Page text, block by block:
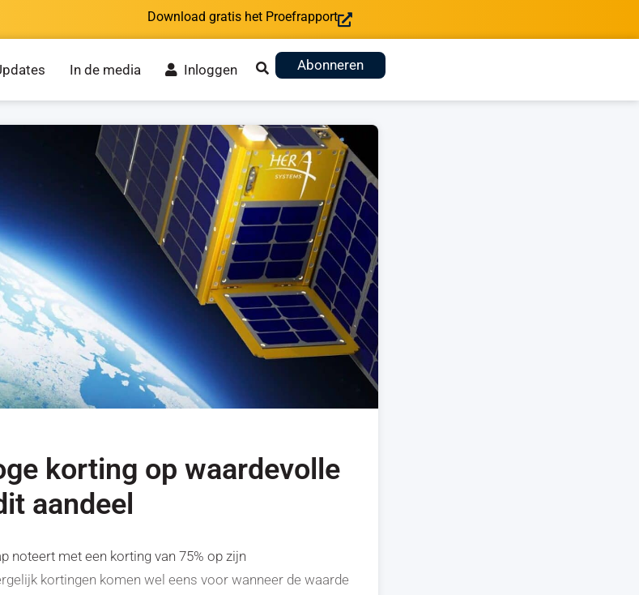
Download gratis het Proefrapport
In de media Inloggen Abonneren
korting op waardevolle
aandeel
noteert met een korting van 75% op zijn
kortingen komen wel eens voor wanneer de waarde